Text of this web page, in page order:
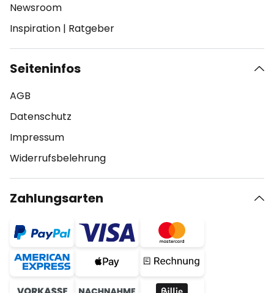
Newsroom
Inspiration | Ratgeber
Seiteninfos
AGB
Datenschutz
Impressum
Widerrufsbelehrung
Zahlungsarten